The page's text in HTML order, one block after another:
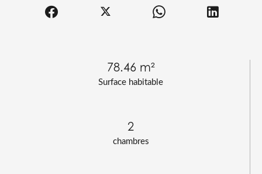
Surface habitable
78.46 m²
chambres
2